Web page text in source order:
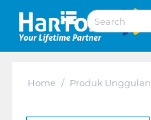
Home / Produk Unggulan